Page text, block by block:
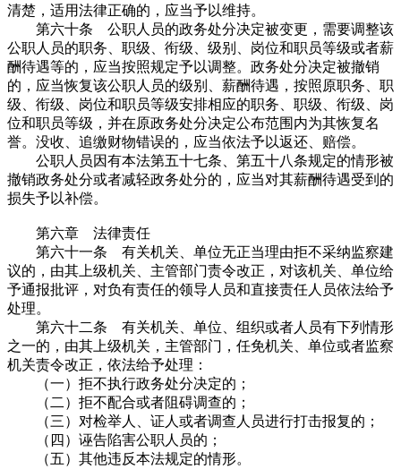
清楚，适用法律正确的，应当予以维持。
第六十条 公职人员的政务处分决定被变更，需要调整该
公职人员的职务、职级、衔级、级别、岗位和职员等级或者薪
酬待遇等的，应当按照规定予以调整。政务处分决定被撤销
的，应当恢复该公职人员的级别、薪酬待遇，按照原职务、职
级、衔级、岗位和职员等级安排相应的职务、职级、衔级、岗
位和职员等级，并在原政务处分决定公布范围内为其恢复名
誉。没收、追缴财物错误的，应当依法予以返还、赔偿。
公职人员因有本法第五十七条、第五十八条规定的情形被
撤销政务处分或者减轻政务处分的，应当对其薪酬待遇受到的
损失予以补偿。
第六章 法律责任
第六十一条 有关机关、单位无正当理由拒不采纳监察建
议的，由其上级机关、主管部门责令改正，对该机关、单位给
予通报批评，对负有责任的领导人员和直接责任人员依法给予
处理。
第六十二条 有关机关、单位、组织或者人员有下列情形
之一的，由其上级机关，主管部门，任免机关、单位或者监察
机关责令改正，依法给予处理：
（一）拒不执行政务处分决定的；
（二）拒不配合或者阻碍调查的；
（三）对检举人、证人或者调查人员进行打击报复的；
（四）诬告陷害公职人员的；
（五）其他违反本法规定的情形。